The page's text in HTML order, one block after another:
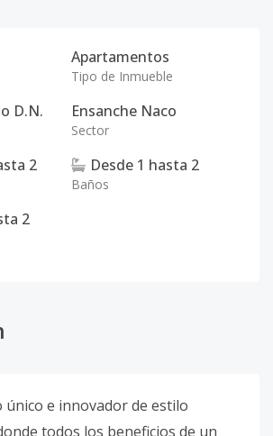
Apartamentos
Tipo de Inmueble
D.N. Ensanche Naco
Sector
2 Desde 1 hasta 2
Baños
2
único e innovador de estilo
todos los beneficios de un